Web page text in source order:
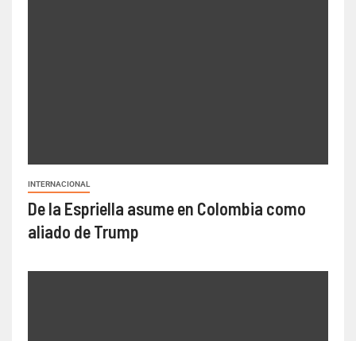
INTERNACIONAL
De la Espriella asume en Colombia como
aliado de Trump